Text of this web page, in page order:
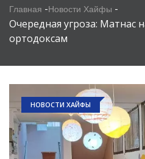
Главная -Новости Хайфы -
Очередная угроза: Матнас
ортодоксам
НОВОСТИ ХАЙФЫ